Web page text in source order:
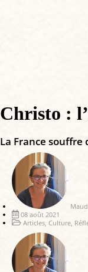
Christo :
La France
08 août 2021
Articles Culture